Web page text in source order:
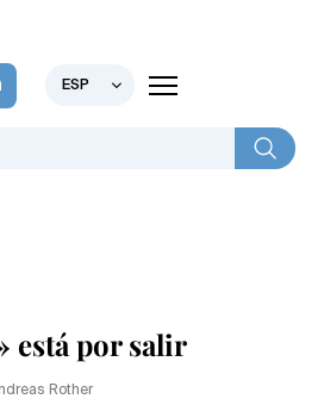
ESP
está por salir
Rother